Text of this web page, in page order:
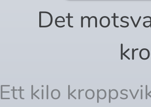
Det
Ett kilo